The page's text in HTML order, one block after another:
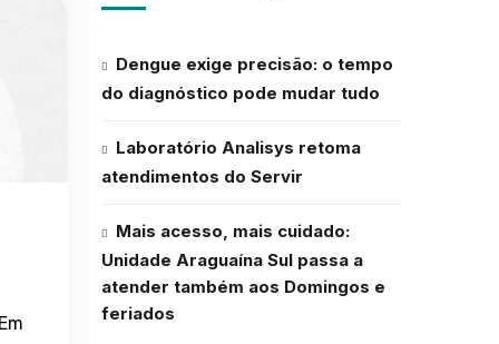
Dengue exige precisão: o tempo
do diagnóstico pode mudar tudo
Laboratório Analisys retoma
atendimentos do Servir
Mais acesso, mais cuidado:
Unidade Araguaína Sul passa a
atender também aos Domingos e
feriados